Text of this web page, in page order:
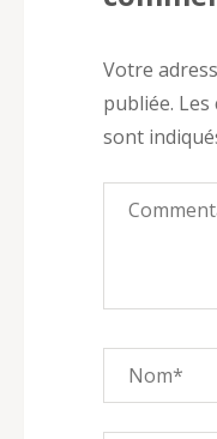
Votre
publiée.
sont